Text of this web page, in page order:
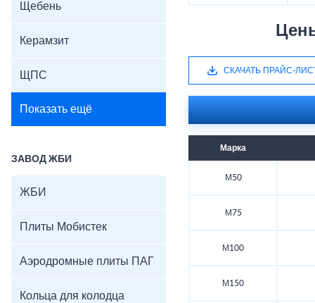
Щебень
Керамзит
ЩПС
Показать ещё
ЗАВОД ЖБИ
ЖБИ
Плиты Мобистек
Аэродромные плиты ПАГ
Кольца для колодца
СКАЧАТЬ ПРАЙС-
Марка
М50
М75
М100
М150